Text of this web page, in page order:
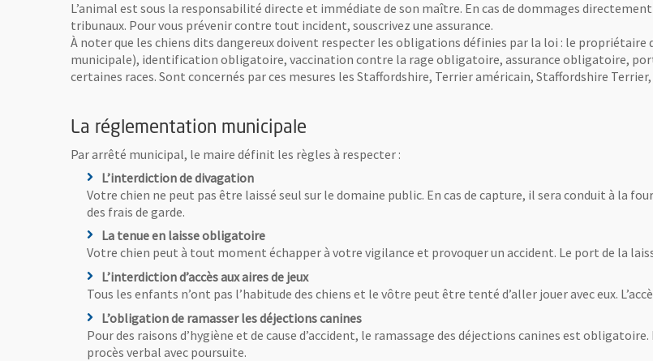
L’animal est sous la responsabilité directe et immédiate de son maître. En cas de dommages
tribunaux. Pour vous prévenir contre tout incident, souscrivez une assurance.
À noter que les chiens dits dangereux doivent respecter les obligations définies par la loi : le
municipale), identification obligatoire, vaccination contre la rage obligatoire, assurance obligatoire,
certaines races. Sont concernés par ces mesures les Staffordshire, Terrier américain, Staffordshire
La réglementation municipale
Par arrêté municipal, le maire définit les règles à respecter :
L’interdiction de divagation
Votre chien ne peut pas être laissé seul sur le domaine public. En cas de capture, il sera conduit à la
des frais de garde.
La tenue en laisse obligatoire
Votre chien peut à tout moment échapper à votre vigilance et provoquer un accident. Le port de la
L’interdiction d’accès aux aires de jeux
Tous les enfants n’ont pas l’habitude des chiens et le vôtre peut être tenté d’aller jouer avec eux.
L’obligation de ramasser les déjections canines
Pour des raisons d’hygiène et de cause d’accident, le ramassage des déjections canines est
procès verbal avec poursuite.